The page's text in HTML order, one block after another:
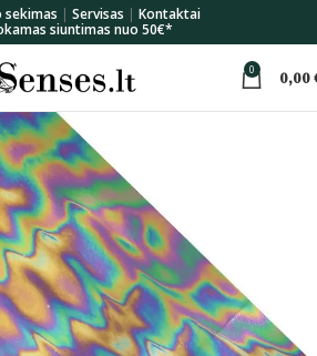
sekimas | Servisas | Kontaktai
siuntimas nuo 50€*
0 0,00